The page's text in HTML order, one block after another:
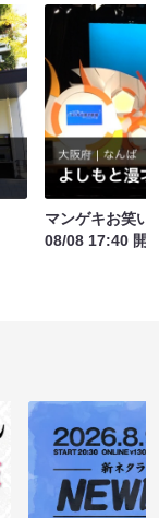
マンゲキお笑い
08/08 17:40 開